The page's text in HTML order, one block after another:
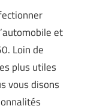
et
Loin de
plus utiles
vous disons